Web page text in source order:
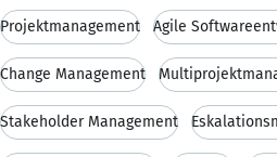
Projektmanagement Agile
Change Management
Stakeholder Management